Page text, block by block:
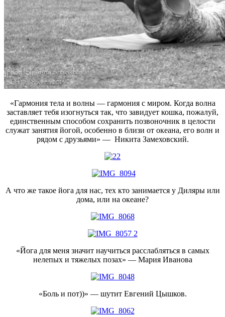
«Гармония тела и волны — гармония с миром. Когда волна
заставляет тебя изогнуться так, что завидует кошка, пожалуй,
единственным способом сохранить позвоночник в целости
служат занятия йогой, особенно в близи от океана, его волн и
рядом с друзьями» — Никита Замеховский.
А что же такое йога для нас, тех кто занимается у Диляры или
дома, или на океане?
«Йога для меня значит научиться расслабляться в самых
нелепых и тяжелых позах» — Мария Иванова
«Боль и пот))» — шутит Евгений Цышков.